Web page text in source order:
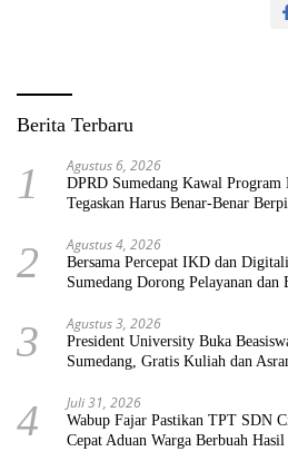
Berita Terbaru
1 Agustus 6, 2026
DPRD Sumedang Kawal Program
Tegaskan Harus Benar-Benar
2 Agustus 4, 2026
Bersama Percepat IKD dan
Sumedang Dorong Pelayanan dan
3 Agustus 3, 2026
President University Buka
Sumedang, Gratis Kuliah dan
4 Juli 31, 2026
Wabup Fajar Pastikan TPT SDN
Cepat Aduan Warga Berbuah Hasil